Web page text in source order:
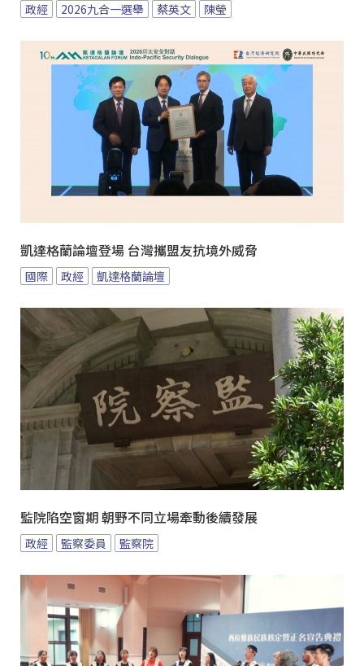
政經 2026九合一選舉 蔡英文 陳瑩
凱達格蘭論壇登場 台灣攜盟友抗境外威脅
國際 政經 凱達格蘭論壇
監院陷空窗期 朝野不同立場牽動後續發展
政經 監察委員 監察院